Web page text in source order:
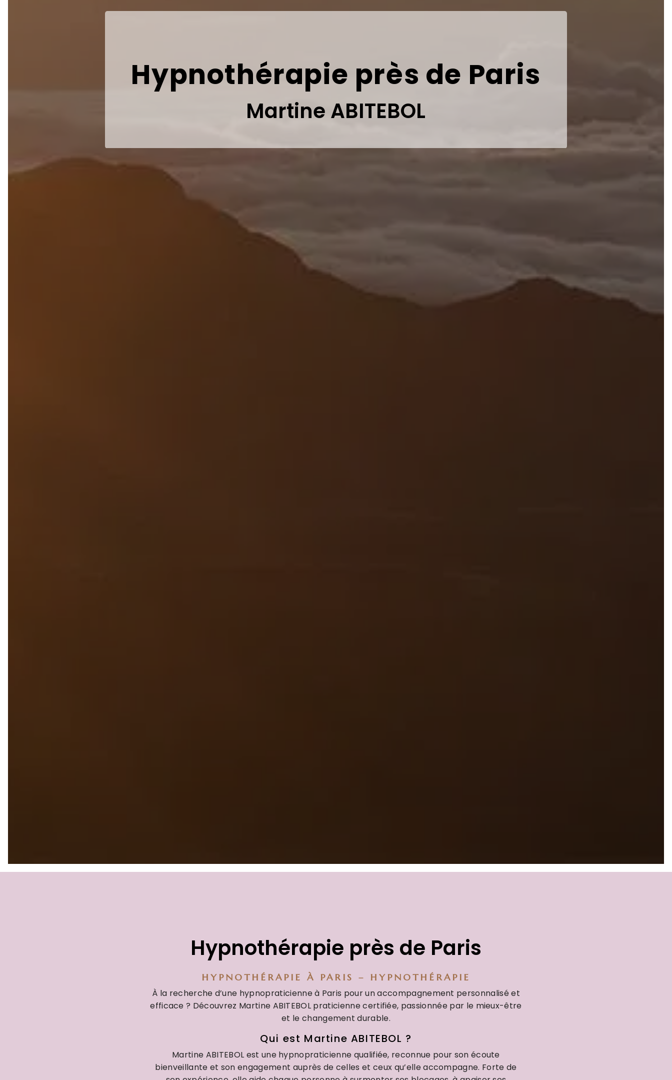
Hypnothérapie près de Paris
Martine ABITEBOL
Hypnothérapie près de Paris
HYPNOTHÉRAPIE À PARIS – HYPNOTHÉRAPIE
À la recherche d’une hypnopraticienne à Paris pour un accompagnement personnalisé et
efficace ? Découvrez Martine ABITEBOL praticienne certifiée, passionnée par le mieux-être
et le changement durable.
Qui est Martine ABITEBOL ?
Martine ABITEBOL est une hypnopraticienne qualifiée, reconnue pour son écoute
bienveillante et son engagement auprès de celles et ceux qu’elle accompagne. Forte de